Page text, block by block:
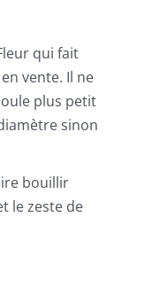
qui fait
vente. Il ne
plus petit
sinon
bouillir
le zeste de